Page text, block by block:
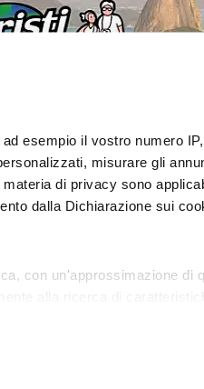
esempio il vostro numero
misurare gli
di privacy sono
dalla Dichiarazione sui
con un'approssimazione di
© 2026 Valica Spa.